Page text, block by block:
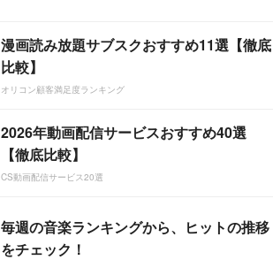
漫画読み放題サブスクおすすめ11選【徹底
比較】
オリコン顧客満足度ランキング
2026年動画配信サービスおすすめ40選
【徹底比較】
CS動画配信サービス20選
毎週の音楽ランキングから、ヒットの推移
をチェック！